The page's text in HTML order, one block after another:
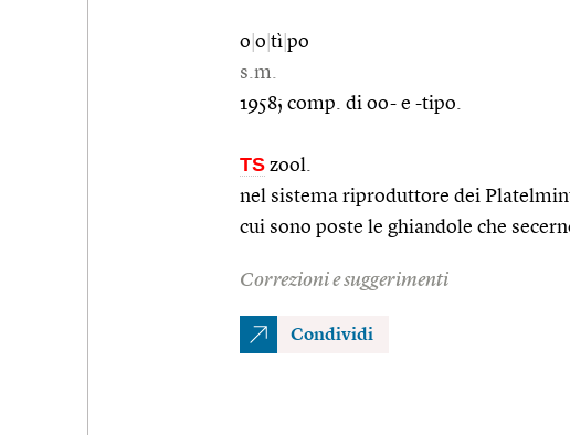
o o tì po
s.m.
1958; comp. di oo- e -tipo.
TS zool.
nel sistema riproduttore dei
cui sono poste le ghiandole che
Correzioni e suggerimenti
Condividi